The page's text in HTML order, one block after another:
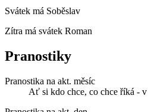
Svátek má Soběslav
Zítra má svátek Roman
Pranostiky
Pranostika na akt. měsíc
Ať si kdo chce, co chce říká -